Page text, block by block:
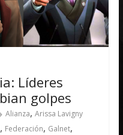
Líderes
golpes
Alianza,Arissa Lavigny
, Federación, Galnet,